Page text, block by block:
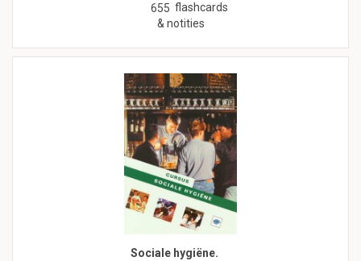
655 flashcards
& notities
Sociale hygiëne.